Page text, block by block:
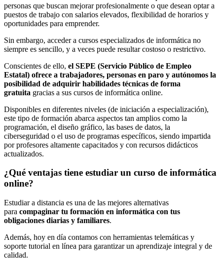
personas que buscan mejorar profesionalmente o que desean optar a
puestos de trabajo con salarios elevados, flexibilidad de horarios y
oportunidades para emprender.
Sin embargo, acceder a cursos especializados de informática no
siempre es sencillo, y a veces puede resultar costoso o restrictivo.
Conscientes de ello, el SEPE (Servicio Público de Empleo
Estatal) ofrece a trabajadores, personas en paro y autónomos la
posibilidad de adquirir habilidades técnicas de forma
gratuita gracias a sus cursos de informática online.
Disponibles en diferentes niveles (de iniciación a especialización),
este tipo de formación abarca aspectos tan amplios como la
programación, el diseño gráfico, las bases de datos, la
ciberseguridad o el uso de programas específicos, siendo impartida
por profesores altamente capacitados y con recursos didácticos
actualizados.
¿Qué ventajas tiene estudiar un curso de informática
online?
Estudiar a distancia es una de las mejores alternativas
para compaginar tu formación en informática con tus
obligaciones diarias y familiares.
Además, hoy en día contamos con herramientas telemáticas y
soporte tutorial en línea para garantizar un aprendizaje integral y de
calidad.